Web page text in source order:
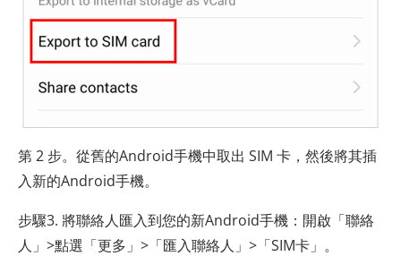
第 2 步。從舊的Android手機中取出 SIM 卡，然後將其插
入新的Android手機。
步驟3. 將聯絡人匯入到您的新Android手機：開啟「聯絡
人」>點選「更多」>「匯入聯絡人」>「SIM卡」。